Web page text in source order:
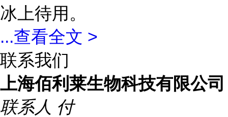
冰上待用。
...查看全文 >
联系我们
上海佰利莱生物科技有限公司
联系人 付